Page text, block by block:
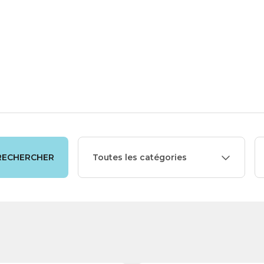
Toutes les catégories